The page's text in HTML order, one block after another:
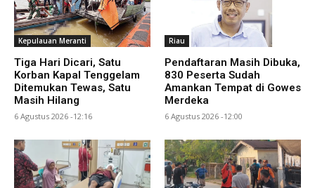
Kepulauan Meranti
Tiga Hari Dicari, Satu
Korban Kapal Tenggelam
Ditemukan Tewas, Satu
Masih Hilang
6 Agustus 2026 -12:16
Riau
Pendaftaran Masih Dibuka,
830 Peserta Sudah
Amankan Tempat di Gowes
Merdeka
6 Agustus 2026 -12:00